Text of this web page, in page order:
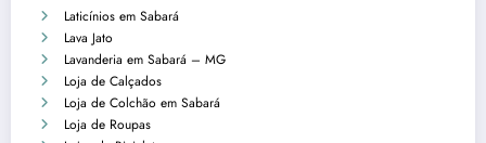
Laticínios em Sabará
Lava Jato
Lavanderia em Sabará – MG
Loja de Calçados
Loja de Colchão em Sabará
Loja de Roupas